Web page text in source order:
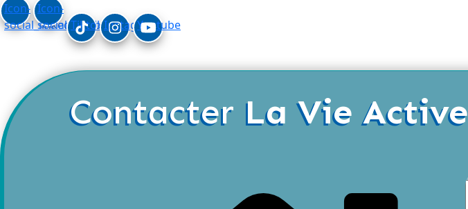
Icon-
social_linkedin
Icon-
social_facebook
TiktokInstagramYoutube
Contacter La Vie Active